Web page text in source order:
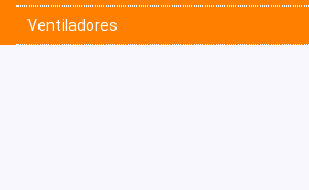
Ventiladores